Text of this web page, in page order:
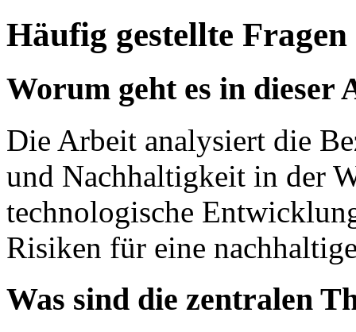
Häufig gestellte Fragen
Worum geht es in dieser
Die Arbeit analysiert die
und Nachhaltigkeit in der
technologische
Risiken für eine
Was sind die zentralen